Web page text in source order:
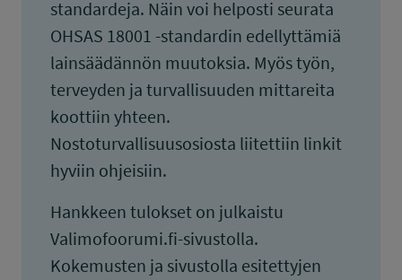
standardeja. Näin voi helposti seurata
OHSAS 18001 -standardin edellyttämiä
lainsäädännön muutoksia. Myös työn,
terveyden ja turvallisuuden mittareita
koottiin yhteen.
Nostoturvallisuusosiosta liitettiin linkit
hyviin ohjeisiin.
Hankkeen tulokset on julkaistu
Valimofoorumi.fi-sivustolla.
Kokemusten ja sivustolla esitettyjen